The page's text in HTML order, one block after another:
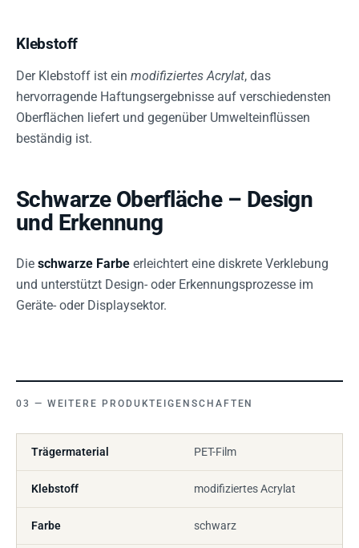
Klebstoff
Der Klebstoff ist ein modifiziertes Acrylat, das
hervorragende Haftungsergebnisse auf verschiedensten
Oberflächen liefert und gegenüber Umwelteinflüssen
beständig ist.
Schwarze Oberfläche – Design
und Erkennung
Die schwarze Farbe erleichtert eine diskrete Verklebung
und unterstützt Design- oder Erkennungsprozesse im
Geräte- oder Displaysektor.
WEITERE PRODUKTEIGENSCHAFTEN
Trägermaterial PET-Film
Klebstoff modifiziertes Acrylat
Farbe schwarz